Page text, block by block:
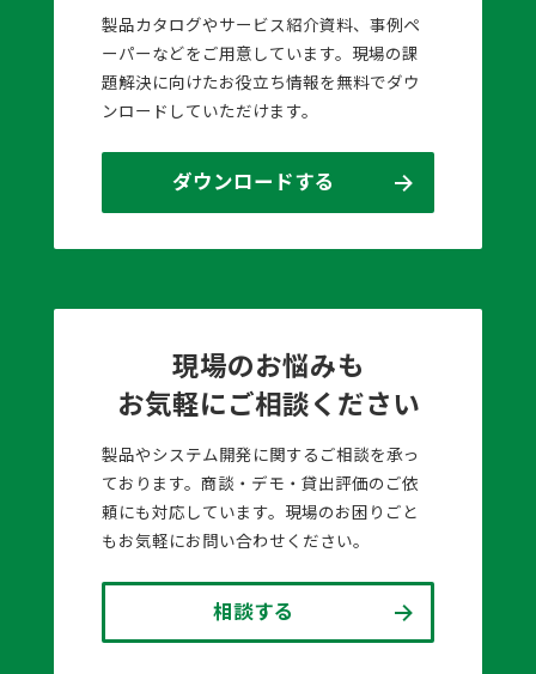
製品カタログやサービス紹介資料、事例ペ
ーパーなどをご用意しています。現場の課
題解決に向けたお役立ち情報を無料でダウ
ンロードしていただけます。
ダウンロードする
現場のお悩みも
お気軽にご相談ください
製品やシステム開発に関するご相談を承っ
ております。商談・デモ・貸出評価のご依
頼にも対応しています。現場のお困りごと
もお気軽にお問い合わせください。
相談する